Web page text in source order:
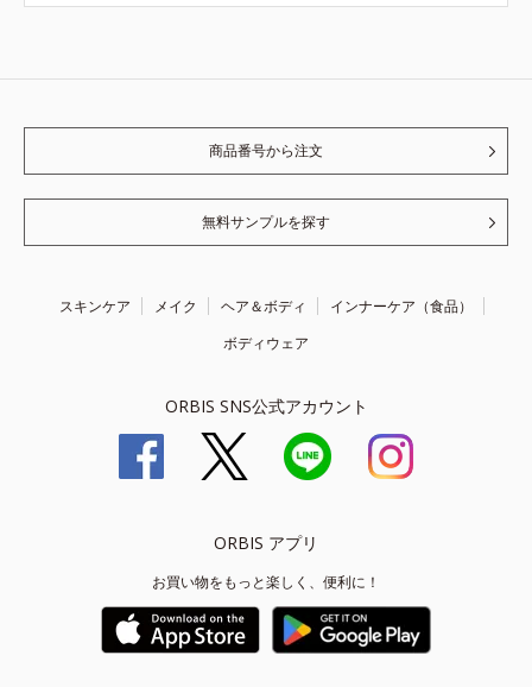
商品番号から注文
無料サンプルを探す
スキンケア メイク ヘア＆ボディ
インナーケア（食品）
ボディウェア
ORBIS SNS公式アカウント
ORBIS アプリ
お買い物をもっと楽しく、便利に！